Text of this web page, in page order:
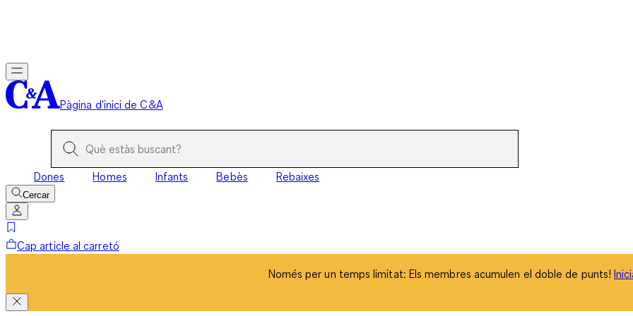
Pàgina d'inici de C&A
Dones Homes Infants Bebès Rebaixes
Cercar
Cap article al carretó
Només per un temps limitat: Els membres acumulen el doble de punts!